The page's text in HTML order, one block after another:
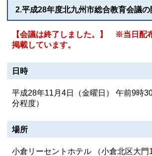
2.平成28年度北九州市総合教育会議
【会議は終了しました。】 ※当日配
掲載しています。
日時
平成28年11月4日（金曜日） 午前9時
分程度）
場所
小倉リーセントホテル （小倉北区大門